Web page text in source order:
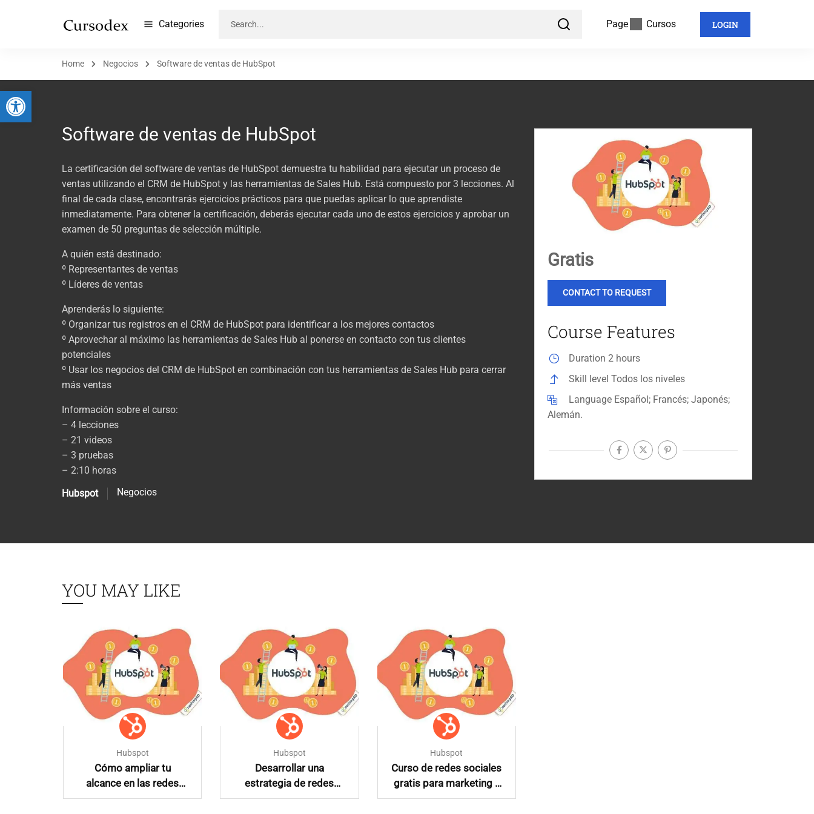
Abrir barra de herramientas
Categories Page Cursos LOGIN
Home Negocios Software de ventas de HubSpot
Software de ventas de HubSpot
La certificación del software de ventas de HubSpot demuestra tu habilidad para ejecutar un proceso de
ventas utilizando el CRM de HubSpot y las herramientas de Sales Hub. Está compuesto por 3 lecciones. Al
final de cada clase, encontrarás ejercicios prácticos para que puedas aplicar lo que aprendiste
inmediatamente. Para obtener la certificación, deberás ejecutar cada uno de estos ejercicios y aprobar un
examen de 50 preguntas de selección múltiple.
A quién está destinado:
º Representantes de ventas
º Líderes de ventas
Aprenderás lo siguiente:
º Organizar tus registros en el CRM de HubSpot para identificar a los mejores contactos
º Aprovechar al máximo las herramientas de Sales Hub al ponerse en contacto con tus clientes
potenciales
º Usar los negocios del CRM de HubSpot en combinación con tus herramientas de Sales Hub para cerrar
más ventas
Información sobre el curso:
– 4 lecciones
– 21 videos
– 3 pruebas
– 2:10 horas
Hubspot
Negocios
YOU MAY LIKE
Hubspot
Cómo ampliar tu
alcance en las redes
sociales
Hubspot
Desarrollar una
estrategia de redes
sociales
Hubspot
Curso de redes sociales
gratis para marketing y
publicidad en español
Gratis
CONTACT TO REQUEST
Course Features
Duration 2 hours
Skill level Todos los niveles
Language Español; Francés; Japonés;
Alemán.